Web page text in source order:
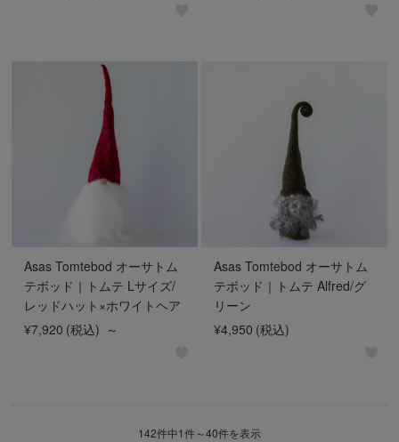
Asas Tomtebod オーサトム
テボッド｜トムテ Lサイズ/
レッドハット×ホワイトヘア
¥7,920 (税込) ～
Asas Tomtebod オーサトム
テボッド｜トムテ Alfred/グ
リーン
¥4,950 (税込)
142件中1件～40件を表示